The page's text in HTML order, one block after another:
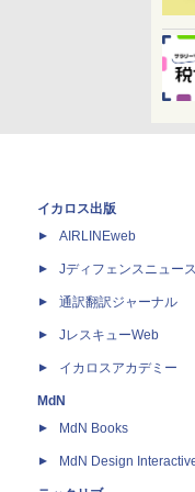
イカロス出版
AIRLINEweb
Jディフェンスニュー
通訳翻訳ジャーナル
JレスキューWeb
イカロスアカデミー
MdN
MdN Books
MdN Design